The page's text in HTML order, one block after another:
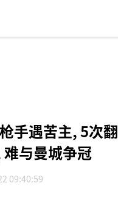
手遇苦主, 5次
与曼城争冠
09:40:59